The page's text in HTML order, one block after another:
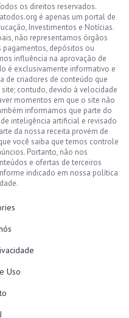
os direitos reservados.
é apenas um portal de
Investimentos e Notícias.
não representamos órgãos
depósitos ou
influência na aprovação de
é exclusivamente informativo e
de criadores de conteúdo que
contudo, devido à velocidade
momentos em que o site não
informamos que parte do
inteligência artificial e revisado
da nossa receita provém de
você saiba que temos controle
Portanto, não nos
e ofertas de terceiros
indicado em nossa política
Uso